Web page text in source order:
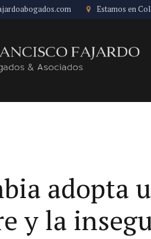
Estamos en
adopta
y la